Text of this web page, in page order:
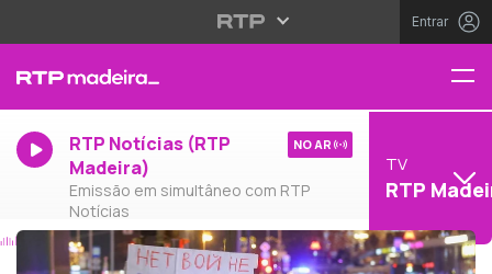
Entrar
RTP Notícias (RTP
Madeira)
Emissão em simultâneo com RTP
Notícias
NO AR
TV
RTP